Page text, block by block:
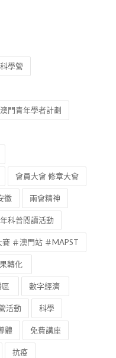
科學營
澳門青年學者計劃
會員大會 修章大會
徽 兩會精神
科普閱讀活動
＃澳門站 ＃MAPST
轉化
數字經濟
活動 科學
體 免費講座
抗疫